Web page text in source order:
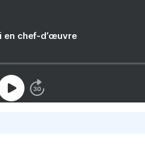
en chef-d’œuvre